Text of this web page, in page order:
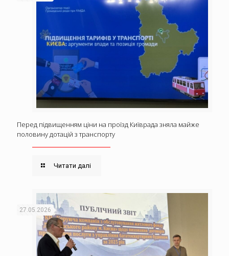
Перед підвищенням ціни на проїзд Київрада зняла майже
половину дотацій з транспорту
Читати далі
27.05.2026